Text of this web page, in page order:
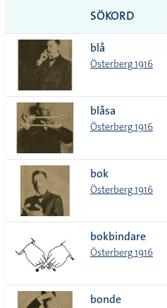
till
alla i
lista
SÖKORD
blå
Österberg 1916
blåsa
Österberg 1916
bok
Österberg 1916
bokbindare
Österberg 1916
bonde